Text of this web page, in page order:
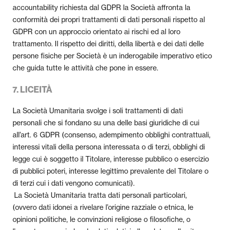
accountability richiesta dal GDPR la Società affronta la
conformità dei propri trattamenti di dati personali rispetto al
GDPR con un approccio orientato ai rischi ed al loro
trattamento. Il rispetto dei diritti, della libertà e dei dati delle
persone fisiche per Società è un inderogabile imperativo etico
che guida tutte le attività che pone in essere.
7. LICEITÀ
La Società Umanitaria svolge i soli trattamenti di dati
personali che si fondano su una delle basi giuridiche di cui
all’art. 6 GDPR (consenso, adempimento obblighi contrattuali,
interessi vitali della persona interessata o di terzi, obblighi di
legge cui è soggetto il Titolare, interesse pubblico o esercizio
di pubblici poteri, interesse legittimo prevalente del Titolare o
di terzi cui i dati vengono comunicati).
La Società Umanitaria tratta dati personali particolari,
(ovvero dati idonei a rivelare l’origine razziale o etnica, le
opinioni politiche, le convinzioni religiose o filosofiche, o